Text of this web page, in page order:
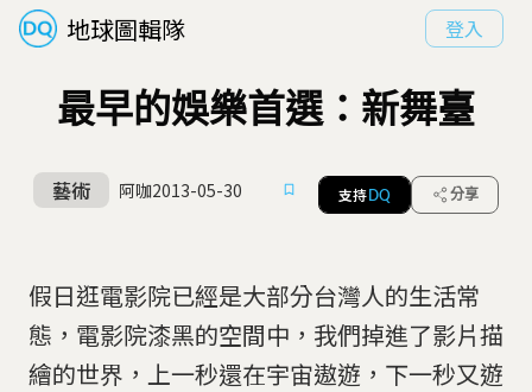
地球圖輯隊 登入
最早的娛樂首選：新舞臺
藝術 阿咖2013-05-30 支持 DQ 分享
假日逛電影院已經是大部分台灣人的生活常
態，電影院漆黑的空間中，我們掉進了影片描
繪的世界，上一秒還在宇宙遨遊，下一秒又遊